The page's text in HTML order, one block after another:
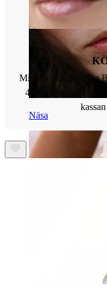
Näsa
Mixa & matcha vilka
4 smycken i din